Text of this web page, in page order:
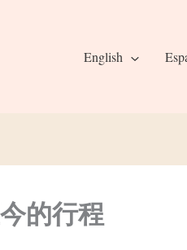
English
的行程